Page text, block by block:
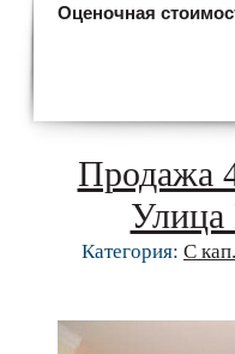
Оценочная
Продажа
Улица
Категория: С